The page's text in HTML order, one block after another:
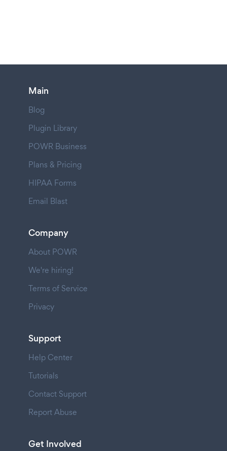
Main
Blog
Plugin Library
POWR Business
Plans & Pricing
HIPAA Forms
Email Blast
Company
About POWR
We're hiring!
Terms of Service
Privacy
Support
Help Center
Tutorials
Contact Support
Report Abuse
Get Involved